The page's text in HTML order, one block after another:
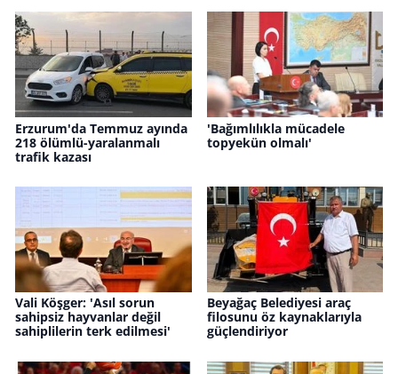
Erzurum'da Temmuz ayında
218 ölümlü-yaralanmalı
trafik kazası
'Bağımlılıkla mücadele
topyekün olmalı'
Vali Köşger: 'Asıl sorun
sahipsiz hayvanlar değil
sahiplilerin terk edilmesi'
Beyağaç Belediyesi araç
filosunu öz kaynaklarıyla
güçlendiriyor